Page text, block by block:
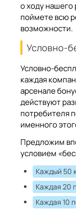
о ходу нашего
поймете всю
возможности.
Условно-
Условно-
каждая
арсенале
действуют
потребителя
именного
Предложим
условием
Каждый 50
Каждая 20
Каждая 10